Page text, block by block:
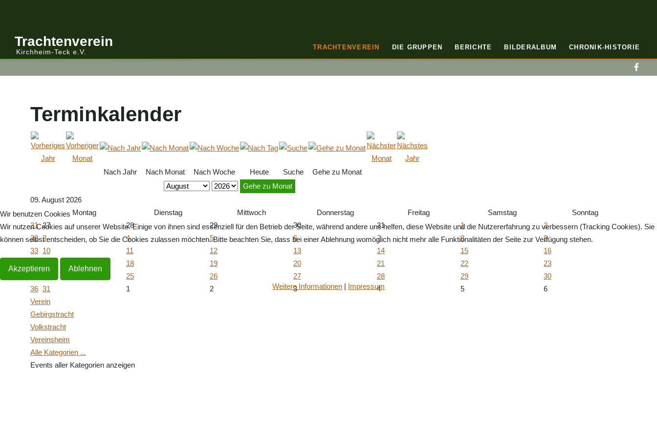
Trachtenverein
Kirchheim-Teck e.V.
TRACHTENVEREIN DIE GRUPPEN BERICHTE BILDERALBUM CHRONIK-HISTORIE
Terminkalender
Nach Jahr Nach Monat Nach Woche Heute Suche
Gehe zu Monat
Gehe zu Monat
09. August 2026
Montag
Dienstag Mittwoch Donnerstag Freitag Samstag
Sonntag
31 27 28 29 30 31 1
2
32 3 4 5 6 7 8
9
33 10 11 12 13 14 15
16
18 19 20 21 22
23
25 26 27 28 29
30
36 31 1 2 3 4 5
6
Verein
Gebirgstracht
Volkstracht
Vereinsheim
Alle Kategorien ...
Events aller Kategorien anzeigen
Wir benutzen Cookies
Wir nutzen Cookies auf unserer Website. Einige von ihnen sind essenziell für den Betrieb der Seite, während andere uns helfen, diese Website und die Nutzererfahrung zu verbessern (Tracking Cookies). Sie
können selbst entscheiden, ob Sie die Cookies zulassen möchten. Bitte beachten Sie, dass bei einer Ablehnung womöglich nicht mehr alle Funktionalitäten der Seite zur Verfügung stehen.
Akzeptieren Ablehnen
Weitere Informationen | Impressum
Anmelden/Abmelden
Gebirgstracht
Berichte Vereinsleitung